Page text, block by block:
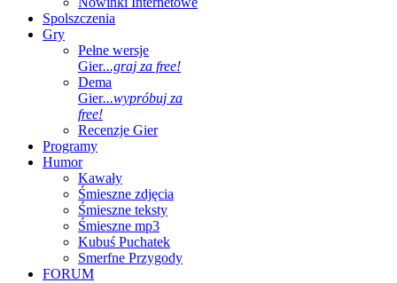
Spolszczenia
Gry
Pełne wersje
Gier...graj za free!
Dema
Gier...wypróbuj za
free!
Recenzje Gier
Programy
Humor
Kawały
Śmieszne zdjęcia
Śmieszne teksty
Śmieszne mp3
Kubuś Puchatek
Smerfne Przygody
FORUM